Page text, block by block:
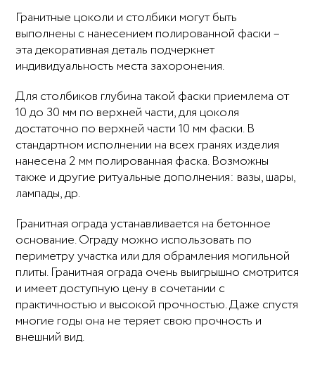
Гранитные цоколи и столбики могут быть
выполнены с нанесением полированной фаски –
эта декоративная деталь подчеркнет
индивидуальность места захоронения.
Для столбиков глубина такой фаски приемлема от
10 до 30 мм по верхней части, для цоколя
достаточно по верхней части 10 мм фаски. В
стандартном исполнении на всех гранях изделия
нанесена 2 мм полированная фаска. Возможны
также и другие ритуальные дополнения: вазы, шары,
лампады, др.
Гранитная ограда устанавливается на бетонное
основание. Ограду можно использовать по
периметру участка или для обрамления могильной
плиты. Гранитная ограда очень выигрышно смотрится
и имеет доступную цену в сочетании с
практичностью и высокой прочностью. Даже спустя
многие годы она не теряет свою прочность и
внешний вид.